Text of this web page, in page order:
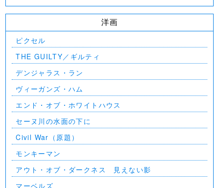
洋画
ピクセル
THE GUILTY／ギルティ
デンジャラス・ラン
ヴィーガンズ・ハム
エンド・オブ・ホワイトハウス
セーヌ川の水面の下に
Civil War（原題）
モンキーマン
アウト・オブ・ダークネス 見えない影
マーベルズ